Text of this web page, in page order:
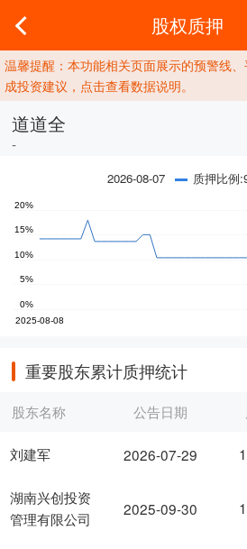
股权质押
温馨提醒：本功能相关页面展示的预警线
成投资建议，点击查看数据说明。
道道全
-
2026-08-07 质押比例
重要股东累计质押统计
股东名称
刘建军
湖南兴创投资
管理有限公司
公告日期
2026-07-29
2025-09-30